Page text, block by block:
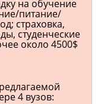
на обучение
питание/
страховка,
студенческие
около 4500$
4 вузов: